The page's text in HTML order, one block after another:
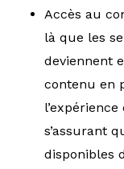
Accès au
là que les
deviennent
contenu en
s’assurant
disponibles